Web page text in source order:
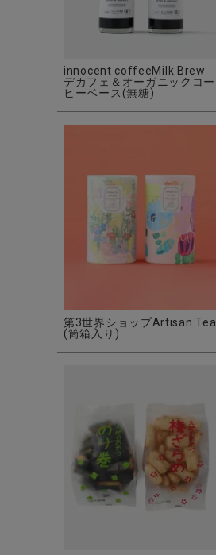
innocent coffeeMilk Brew
デカフェ＆オーガニックコー
ヒーベース(無糖)
第3世界ショップArtisan Tea
(筒箱入り)